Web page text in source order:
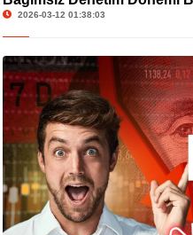
2026-03-12 01:38:03